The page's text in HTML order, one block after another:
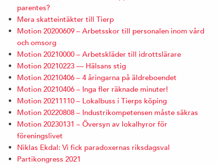
parentes?
Mera skatteintäkter till Tierp
Motion 20200609 – Arbetsskor till personalen inom vård
och omsorg
Motion 20210000 – Arbetskläder till idrottslärare
Motion 20210223 — Hälsans stig
Motion 20210406 – 4 åringarna på äldreboendet
Motion 20210406 – Inga fler räknade minuter!
Motion 20211110 – Lokalbuss i Tierps köping
Motion 20220808 – Industrikompetensen måste säkras
Motion 20230131 – Översyn av lokalhyror för
föreningslivet
Niklas Ekdal: Vi fick paradoxernas riksdagsval
Partikongress 2021